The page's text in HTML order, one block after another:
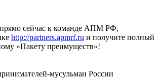
сейчас к команде АПМ РФ,
http://partners.apmrf.ru и получите полный
«Пакету преимуществ»!
мусульман России